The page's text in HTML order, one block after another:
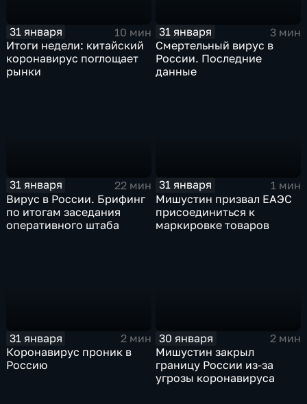
31 января
10 мин
Итоги недели: китайский
коронавирус поглощает
рынки
31 января
3 мин
Смертельный вирус в
России. Последние
данные
31 января
22 мин
Вирус в России. Брифинг
по итогам заседания
оперативного штаба
31 января
1 мин
Мишустин призвал ЕАЭС
присоединиться к
маркировке товаров
31 января
2 мин
Коронавирус проник в
Россию
30 января
2 мин
Мишустин закрыл
границу России из-за
угрозы коронавируса